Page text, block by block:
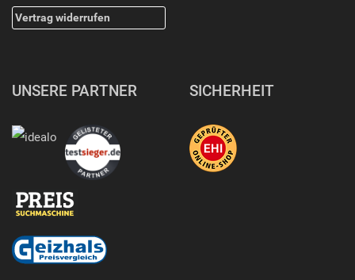
Vertrag widerrufen
UNSERE PARTNER SICHERHEIT